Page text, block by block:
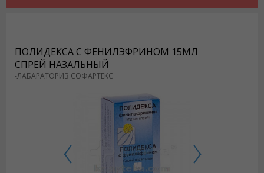
ПОЛИДЕКСА С ФЕНИЛЭФРИНОМ 15МЛ
СПРЕЙ НАЗАЛЬНЫЙ
-ЛАБАРАТОРИЗ СОФАРТЕКС